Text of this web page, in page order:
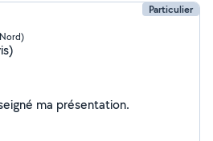
Particulier
Je n'ai pas encore renseigné ma présentation.